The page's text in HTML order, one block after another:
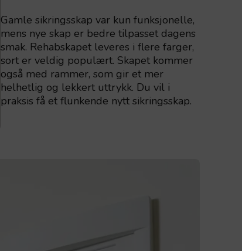
Gamle sikringsskap var kun funksjonelle,
mens nye skap er bedre tilpasset dagens
smak. Rehabskapet leveres i flere farger,
sort er veldig populært. Skapet kommer
også med rammer, som gir et mer
helhetlig og lekkert uttrykk. Du vil i
praksis få et flunkende nytt sikringsskap.